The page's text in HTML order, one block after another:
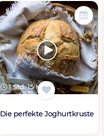
1 Std. 15 Min.
Die perfekte Joghurtkruste